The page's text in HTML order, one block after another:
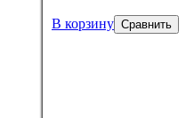
В корзину Сравнить